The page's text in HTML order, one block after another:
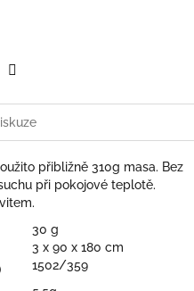
přibližně 310g masa. Bez
při pokojové teplotě.
30 g
3 x 90 x 180 cm
1502/359